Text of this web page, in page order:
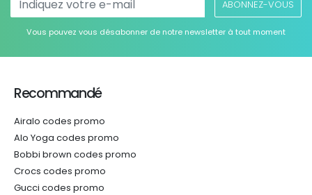
ABONNEZ-VOUS
Vous pouvez vous désabonner de notre newsletter à tout moment
Recommandé
Airalo codes promo
Alo Yoga codes promo
Bobbi brown codes promo
Crocs codes promo
Gucci codes promo